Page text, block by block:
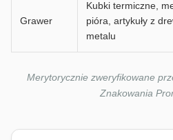
Grawer
Kubki termiczne,
pióra, artykuły z
metalu
Merytorycznie zweryfikowane
Znakowania